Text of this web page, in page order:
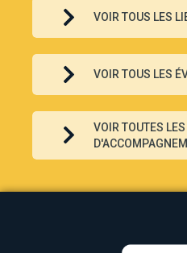
VOIR TOUS LES
VOIR TOUS LES
VOIR TOUTES